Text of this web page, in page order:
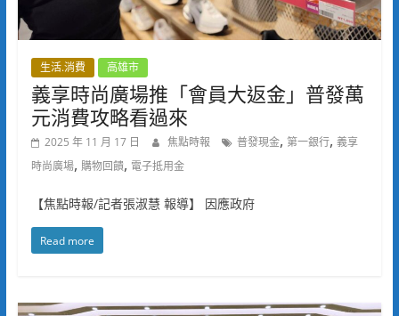
生活.消費 高雄市
義享時尚廣場推「會員大返金」普發萬
元消費攻略看過來
2025 年 11 月 17 日 焦點時報 普發現金, 第一銀行, 義享
時尚廣場, 購物回饋, 電子抵用金
【焦點時報/記者張淑慧 報導】 因應政府
Read more